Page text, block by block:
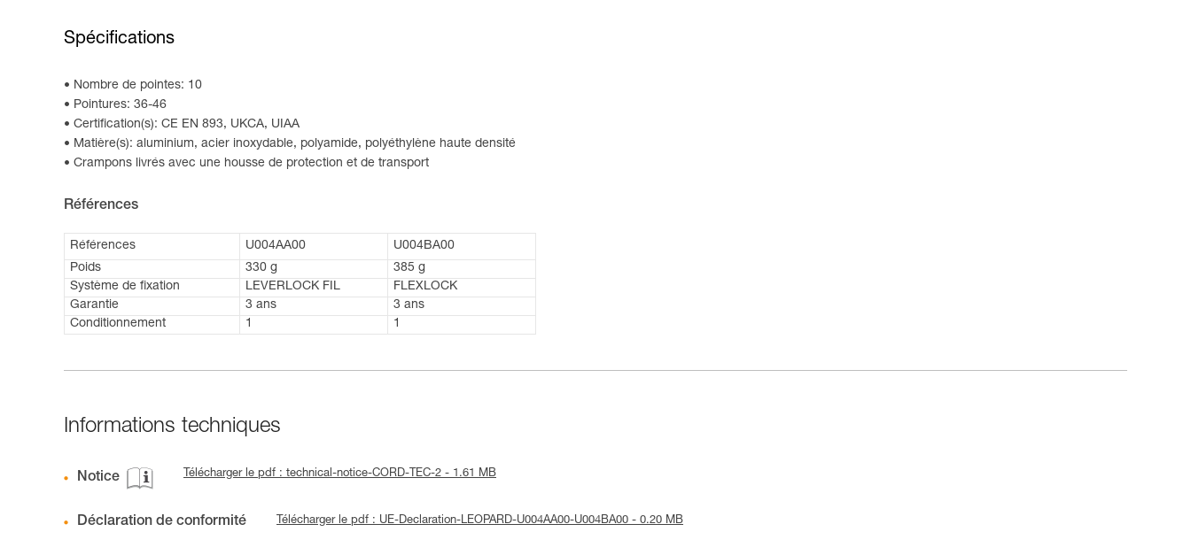
Spécifications
Nombre de pointes: 10
Pointures: 36-46
Certification(s): CE EN 893, UKCA, UIAA
Matière(s): aluminium, acier inoxydable, polyamide, polyéthylène haute densité
Crampons livrés avec une housse de protection et de transport
Références
Références U004AA00
U004BA00
Poids
330 g
385 g
Système de fixation
LEVERLOCK FIL
FLEXLOCK
Garantie
3 ans
3 ans
Conditionnement
1 1
Informations techniques
Notice Télécharger le pdf : technical-notice-CORD-TEC-2 - 1.61 MB
Déclaration de conformité Télécharger le pdf : UE-Declaration-LEOPARD-U004AA00-U004BA00 - 0.20 MB